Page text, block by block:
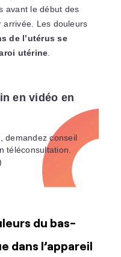
avant le début des
arrivée. Les douleurs
de l’utérus se
utérine
en vidéo en
demandez conseil
téléconsultation.
du bas-
dans l’appareil